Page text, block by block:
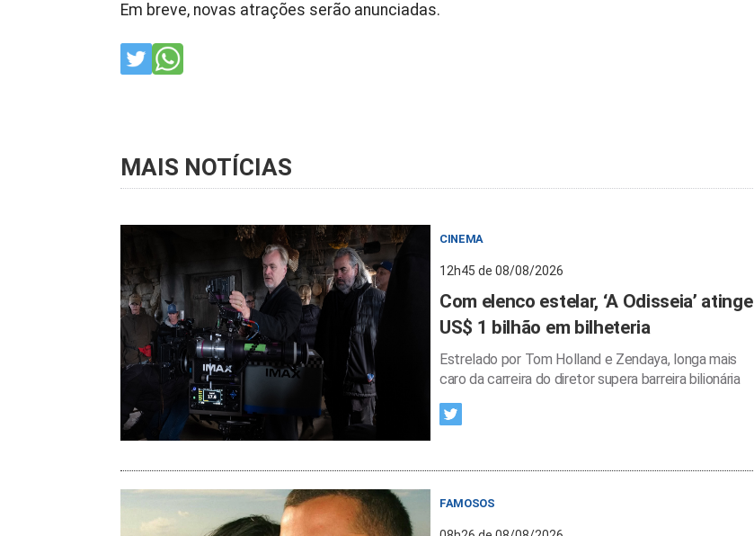
Em breve, novas atrações serão anunciadas.
MAIS NOTÍCIAS
CINEMA
12h45 de 08/08/2026
Com elenco estelar, ‘A Odisseia’ atinge
US$ 1 bilhão em bilheteria
Estrelado por Tom Holland e Zendaya, longa mais
caro da carreira do diretor supera barreira bilionária
FAMOSOS